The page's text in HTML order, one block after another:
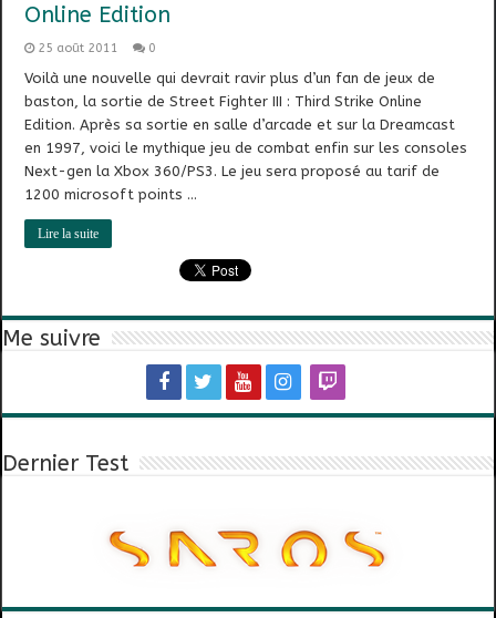
Online Edition
25 août 2011 0
Voilà une nouvelle qui devrait ravir plus d’un fan de jeux de
baston, la sortie de Street Fighter III : Third Strike Online
Edition. Après sa sortie en salle d’arcade et sur la Dreamcast
en 1997, voici le mythique jeu de combat enfin sur les consoles
Next-gen la Xbox 360/PS3. Le jeu sera proposé au tarif de
1200 microsoft points …
Lire la suite
Me suivre
Dernier Test